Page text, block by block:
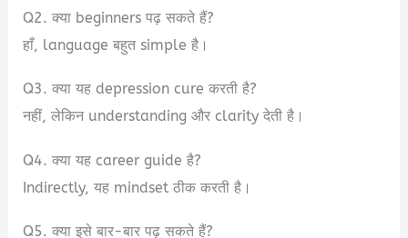
Q2. क्या beginners पढ़ सकते हैं?
हाँ, language बहुत simple है।
Q3. क्या यह depression cure करती है?
नहीं, लेकिन understanding और clarity देती है।
Q4. क्या यह career guide है?
Indirectly, यह mindset ठीक करती है।
Q5. क्या इसे बार-बार पढ़ सकते हैं?